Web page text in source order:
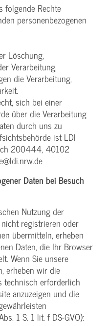
folgende Rechte
personenbezogenen
Löschung,
Verarbeitung,
die Verarbeitung,
sich bei einer
über die Verarbeitung
durch uns zu
ist LDI
200444, 40102
Daten bei Besuch
Nutzung der
registrieren oder
übermitteln, erheben
Daten, die Ihr Browser
Wenn Sie unsere
erheben wir die
technisch erforderlich
anzuzeigen und die
1 S. 1 lit. f DS-GVO):